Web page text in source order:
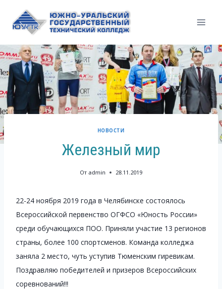
содержимому
НОВОСТИ
Железный мир
От admin 28.11.2019
22-24 ноября 2019 года в Челябинске состоялось
Всероссийской первенство ОГФСО «Юность России»
среди обучающихся ПОО. Приняли участие 13 регионов
страны, более 100 спортсменов. Команда колледжа
заняла 2 место, чуть уступив Тюменским гиревикам.
Поздравляю победителей и призеров Всероссийских
соревнований!!!